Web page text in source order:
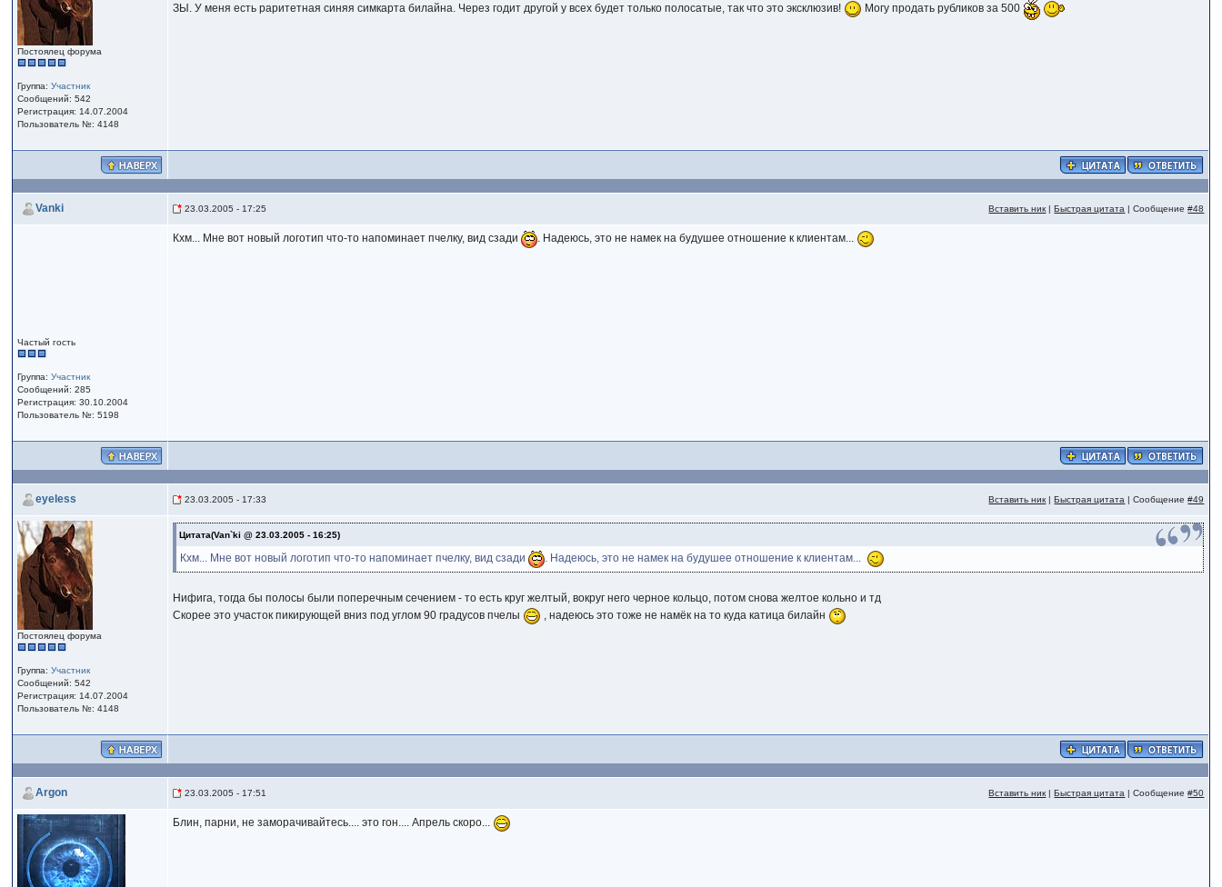
Постоялец форума
Группа:Участник
Сообщений: 542
Регистрация: 14.07.2004
Пользователь №: 4148
ЗЫ. У меня есть раритетная синяя симкарта билайна. Через годит другой у всех будет только полосатые, так что это эксклюзив! Могу продать рубликов за 500
Vanki 23.03.2005 - 17:25 Вставить ник |Быстрая цитата | Сообщение#48
Частый гость
Группа:Участник
Сообщений: 285
Регистрация: 30.10.2004
Пользователь №: 5198
Кхм... Мне вот новый логотип что-то напоминает пчелку, вид сзади . Надеюсь, это не намек на будушее отношение к клиентам...
eyeless 23.03.2005 - 17:33 Вставить ник |Быстрая цитата | Сообщение#49
Постоялец форума
Группа:Участник
Сообщений: 542
Регистрация: 14.07.2004
Пользователь №: 4148
Цитата(Van`ki @ 23.03.2005 - 16:25)
Кхм... Мне вот новый логотип что-то напоминает пчелку, вид сзади . Надеюсь, это не намек на будушее отношение к клиентам...
Нифига, тогда бы полосы были поперечным сечением - то есть круг желтый, вокруг него черное кольцо, потом снова желтое кольно и тд
Скорее это участок пикирующей вниз под углом 90 градусов пчелы
, надеюсь это тоже не намёк на то куда катица билайн
Argon 23.03.2005 - 17:51 Вставить ник |Быстрая цитата | Сообщение#50
Блин, парни, не заморачивайтесь.... это гон.... Апрель скоро...